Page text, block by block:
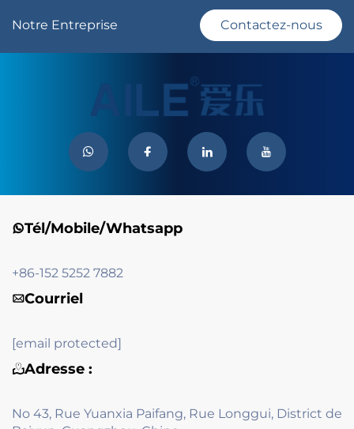
Notre Entreprise Contactez-nous
Tél/Mobile/Whatsapp
+86-152 5252 7882
Courriel
[email protected]
Adresse :
No 43, Rue Yuanxia Paifang, Rue Longgui, District de